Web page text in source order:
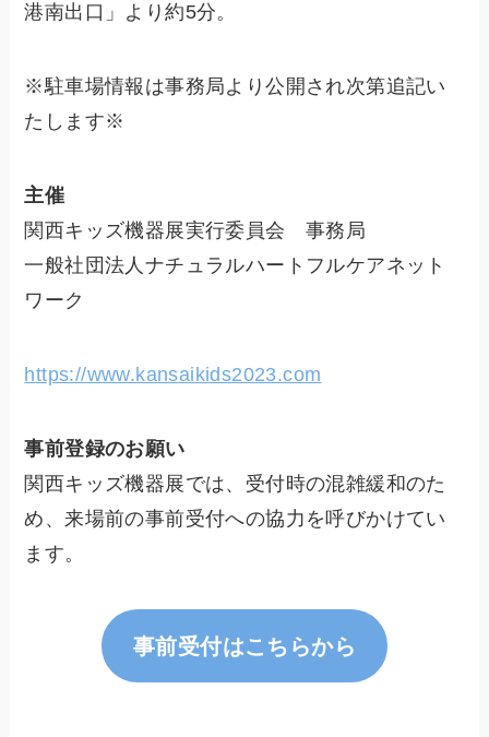
港南出口」より約5分。
※駐車場情報は事務局より公開され次第追記い
たします※
主催
関西キッズ機器展実行委員会 事務局
一般社団法人ナチュラルハートフルケアネット
ワーク
https://www.kansaikids2023.com
事前登録のお願い
関西キッズ機器展では、受付時の混雑緩和のた
め、来場前の事前受付への協力を呼びかけてい
ます。
事前受付はこちらから